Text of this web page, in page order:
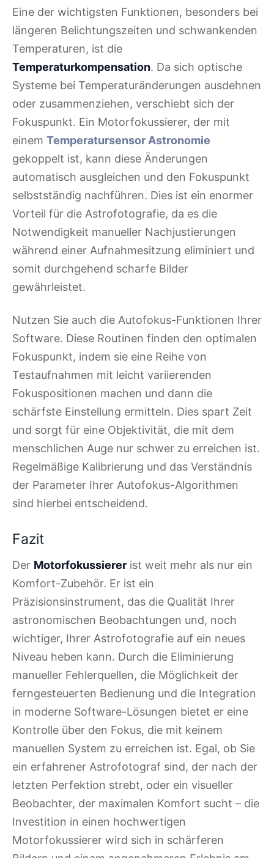
Eine der wichtigsten Funktionen, besonders bei
längeren Belichtungszeiten und schwankenden
Temperaturen, ist die
Temperaturkompensation. Da sich optische
Systeme bei Temperaturänderungen ausdehnen
oder zusammenziehen, verschiebt sich der
Fokuspunkt. Ein Motorfokussierer, der mit
einem Temperatursensor Astronomie
gekoppelt ist, kann diese Änderungen
automatisch ausgleichen und den Fokuspunkt
selbstständig nachführen. Dies ist ein enormer
Vorteil für die Astrofotografie, da es die
Notwendigkeit manueller Nachjustierungen
während einer Aufnahmesitzung eliminiert und
somit durchgehend scharfe Bilder
gewährleistet.
Nutzen Sie auch die Autofokus-Funktionen Ihrer
Software. Diese Routinen finden den optimalen
Fokuspunkt, indem sie eine Reihe von
Testaufnahmen mit leicht variierenden
Fokuspositionen machen und dann die
schärfste Einstellung ermitteln. Dies spart Zeit
und sorgt für eine Objektivität, die mit dem
menschlichen Auge nur schwer zu erreichen ist.
Regelmäßige Kalibrierung und das Verständnis
der Parameter Ihrer Autofokus-Algorithmen
sind hierbei entscheidend.
Fazit
Der Motorfokussierer ist weit mehr als nur ein
Komfort-Zubehör. Er ist ein
Präzisionsinstrument, das die Qualität Ihrer
astronomischen Beobachtungen und, noch
wichtiger, Ihrer Astrofotografie auf ein neues
Niveau heben kann. Durch die Eliminierung
manueller Fehlerquellen, die Möglichkeit der
ferngesteuerten Bedienung und die Integration
in moderne Software-Lösungen bietet er eine
Kontrolle über den Fokus, die mit keinem
manuellen System zu erreichen ist. Egal, ob Sie
ein erfahrener Astrofotograf sind, der nach der
letzten Perfektion strebt, oder ein visueller
Beobachter, der maximalen Komfort sucht – die
Investition in einen hochwertigen
Motorfokussierer wird sich in schärferen